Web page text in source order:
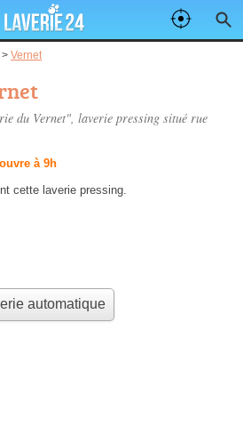
> Vernet
du Vernet", laverie pressing situé rue
à 9h
cette laverie pressing.
automatique